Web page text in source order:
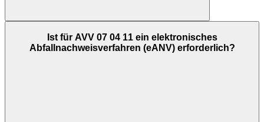
Ist für AVV 07 04 11 ein elektronisches
Abfallnachweisverfahren (eANV) erforderlich?